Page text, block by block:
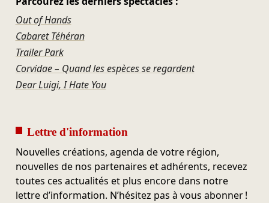
Out of Hands
Cabaret Téhéran
Trailer Park
Corvidae – Quand les espèces se regardent
Dear Luigi, I Hate You
Lettre d'information
Nouvelles créations, agenda de votre région,
nouvelles de nos partenaires et adhérents, recevez
toutes ces actualités et plus encore dans notre
lettre d’information. N’hésitez pas à vous abonner !